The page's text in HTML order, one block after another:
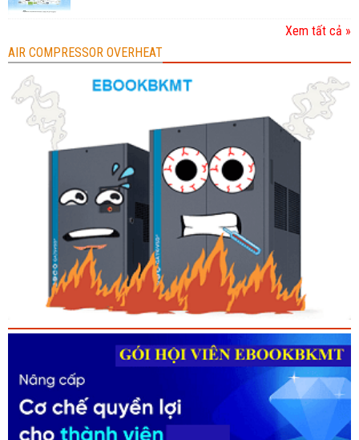
Xem tất cả »
AIR COMPRESSOR OVERHEAT